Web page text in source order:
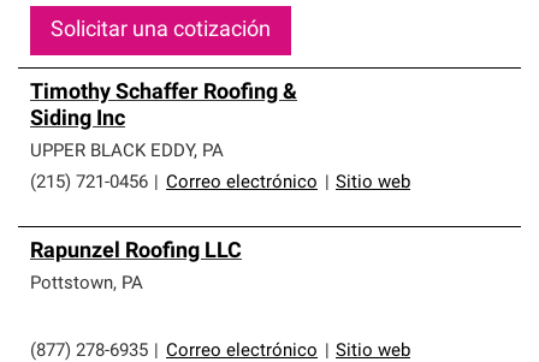
Solicitar una cotización
Timothy Schaffer Roofing &
Siding Inc
UPPER BLACK EDDY, PA
(215) 721-0456
Correo electrónico Sitio web
Rapunzel Roofing LLC
Pottstown, PA
(877) 278-6935 Correo electrónico Sitio web